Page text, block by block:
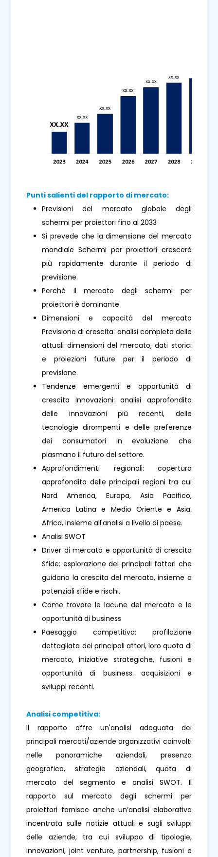
Punti salienti del rapporto di mercato:
Previsioni del mercato globale degli
schermi per proiettori fino al 2033
Si prevede che la dimensione del mercato
mondiale Schermi per proiettori crescerà
più rapidamente durante il periodo di
previsione.
Perché il mercato degli schermi per
proiettori è dominante
Dimensioni e capacità del mercato
Previsione di crescita: analisi completa delle
attuali dimensioni del mercato, dati storici
e proiezioni future per il periodo di
previsione.
Tendenze emergenti e opportunità di
crescita Innovazioni: analisi approfondita
delle innovazioni più recenti, delle
tecnologie dirompenti e delle preferenze
dei consumatori in evoluzione che
plasmano il futuro del settore.
Approfondimenti regionali: copertura
approfondita delle principali regioni tra cui
Nord America, Europa, Asia Pacifico,
America Latina e Medio Oriente e Asia.
Africa, insieme all'analisi a livello di paese.
Analisi SWOT
Driver di mercato e opportunità di crescita
Sfide: esplorazione dei principali fattori che
guidano la crescita del mercato, insieme a
potenziali sfide e rischi.
Come trovare le lacune del mercato e le
opportunità di business
Paesaggio competitivo: profilazione
dettagliata dei principali attori, loro quota di
mercato, iniziative strategiche, fusioni e
opportunità di business. acquisizioni e
sviluppi recenti.
Analisi competitiva:
Il rapporto offre un'analisi adeguata dei
principali mercati/aziende organizzativi coinvolti
nelle panoramiche aziendali, presenza
geografica, strategie aziendali, quota di
mercato del segmento e analisi SWOT. Il
rapporto sul mercato degli schermi per
proiettori fornisce anche un’analisi elaborativa
incentrata sulle notizie attuali e sugli sviluppi
delle aziende, tra cui sviluppo di tipologie,
innovazioni, joint venture, partnership, fusioni e